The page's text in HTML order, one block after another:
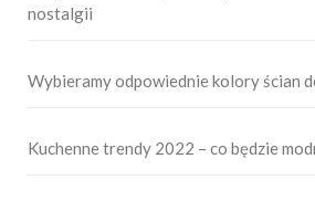
nostalgii
Wybieramy odpowiednie kolory ścian
Kuchenne trendy 2022 – co będzie